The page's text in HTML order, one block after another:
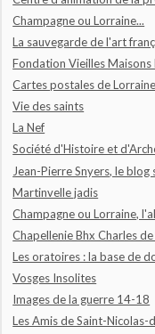
Champagne ou Lorraine...
La sauvegarde de l'art
Fondation Vieilles Maisons
Cartes postales de Lorraine
Vie des saints
La Nef
Société d'Histoire et
Jean-Pierre Snyers, le blog
Martinvelle jadis
Champagne ou Lorraine,
Chapellenie Bhx Charles
Les oratoires : la base de
Vosges Insolites
Images de la guerre 14-18
Les Amis de Saint-Nicolas-